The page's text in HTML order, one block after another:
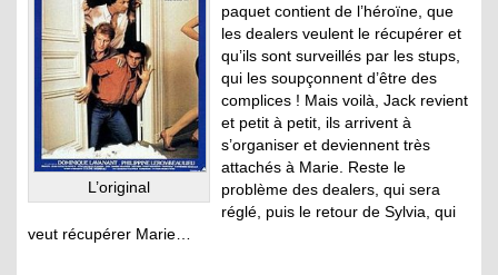
L’original
paquet contient de l’héroïne, que
les dealers veulent le récupérer et
qu’ils sont surveillés par les stups,
qui les soupçonnent d’être des
complices ! Mais voilà, Jack revient
et petit à petit, ils arrivent à
s’organiser et deviennent très
attachés à Marie. Reste le
problème des dealers, qui sera
réglé, puis le retour de Sylvia, qui
veut récupérer Marie…